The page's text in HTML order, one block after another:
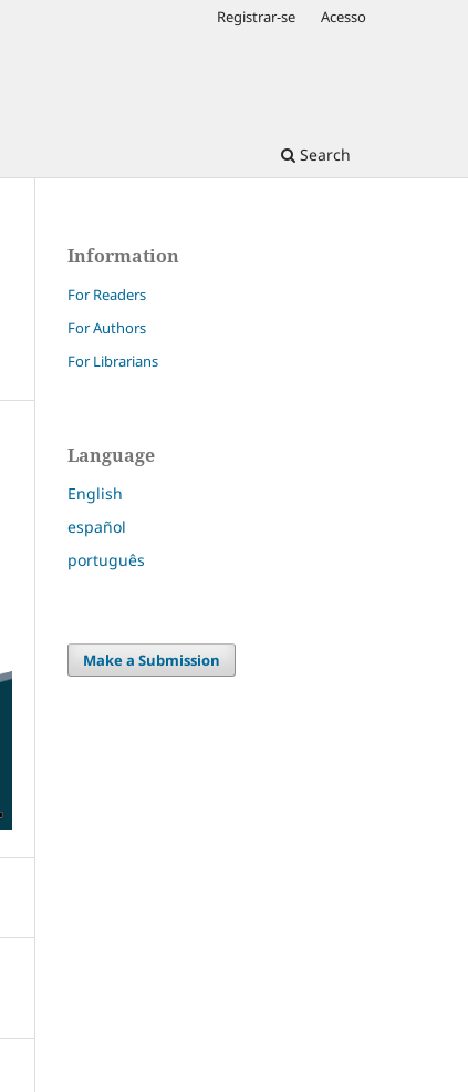
Search
Registrar-se Acesso
Information
For Readers
For Authors
For Librarians
Language
English
español
português
Make a Submission